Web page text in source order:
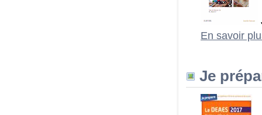
En savoir
Je